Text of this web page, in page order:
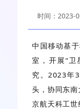
时间：2023-
中国移动基
室，开展“
究。2023年
头，协同东
京航天科工